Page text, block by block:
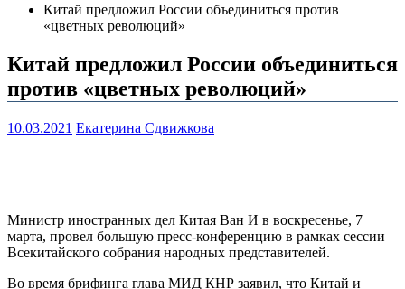
Китай предложил России объединиться против
«цветных революций»
Китай предложил России объединиться
против «цветных революций»
10.03.2021 Екатерина Сдвижкова
Министр иностранных дел Китая Ван И в воскресенье, 7
марта, провел большую пресс-конференцию в рамках сессии
Всекитайского собрания народных представителей.
Во время брифинга глава МИД КНР заявил, что Китай и